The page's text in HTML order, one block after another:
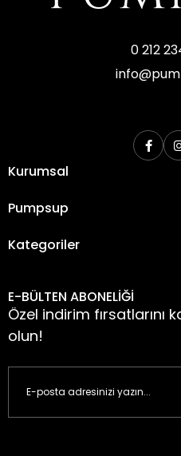
0 212
Kurumsal
Pumpsup
Kategoriler
E-BÜLTEN ABONELİĞİ
Özel indirim fırsatlarını
olun!